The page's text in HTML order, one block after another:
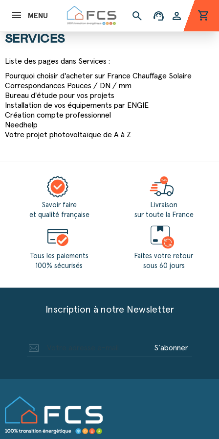
MENU search support_agent person shopping_cart
SERVICES
Liste des pages dans Services :
Pourquoi choisir d'acheter sur France Chauffage Solaire
Correspondances Pouces / DN / mm
Bureau d'étude pour vos projets
Installation de vos équipements par ENGIE
Création compte professionnel
Needhelp
Votre projet photovoltaïque de A à Z
Savoir faire
et qualité française
Tous les paiements
100% sécurisés
Livraison
sur toute la France
Faites votre retour
sous 60 jours
Inscription à notre Newsletter
S’abonner